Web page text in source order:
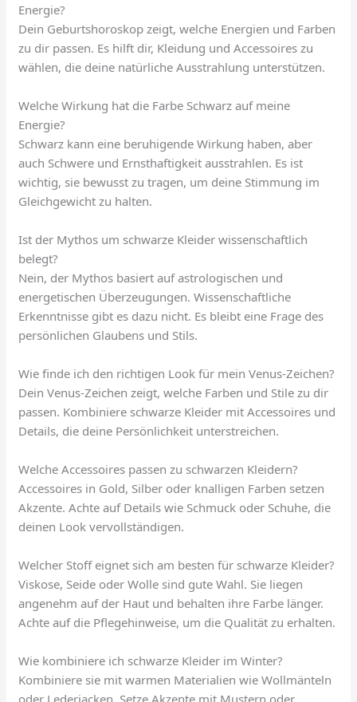
Energie?
Dein Geburtshoroskop zeigt, welche Energien und Farben
zu dir passen. Es hilft dir, Kleidung und Accessoires zu
wählen, die deine natürliche Ausstrahlung unterstützen.
Welche Wirkung hat die Farbe Schwarz auf meine
Energie?
Schwarz kann eine beruhigende Wirkung haben, aber
auch Schwere und Ernsthaftigkeit ausstrahlen. Es ist
wichtig, sie bewusst zu tragen, um deine Stimmung im
Gleichgewicht zu halten.
Ist der Mythos um schwarze Kleider wissenschaftlich
belegt?
Nein, der Mythos basiert auf astrologischen und
energetischen Überzeugungen. Wissenschaftliche
Erkenntnisse gibt es dazu nicht. Es bleibt eine Frage des
persönlichen Glaubens und Stils.
Wie finde ich den richtigen Look für mein Venus-Zeichen?
Dein Venus-Zeichen zeigt, welche Farben und Stile zu dir
passen. Kombiniere schwarze Kleider mit Accessoires und
Details, die deine Persönlichkeit unterstreichen.
Welche Accessoires passen zu schwarzen Kleidern?
Accessoires in Gold, Silber oder knalligen Farben setzen
Akzente. Achte auf Details wie Schmuck oder Schuhe, die
deinen Look vervollständigen.
Welcher Stoff eignet sich am besten für schwarze Kleider?
Viskose, Seide oder Wolle sind gute Wahl. Sie liegen
angenehm auf der Haut und behalten ihre Farbe länger.
Achte auf die Pflegehinweise, um die Qualität zu erhalten.
Wie kombiniere ich schwarze Kleider im Winter?
Kombiniere sie mit warmen Materialien wie Wollmänteln
oder Lederjacken. Setze Akzente mit Mustern oder